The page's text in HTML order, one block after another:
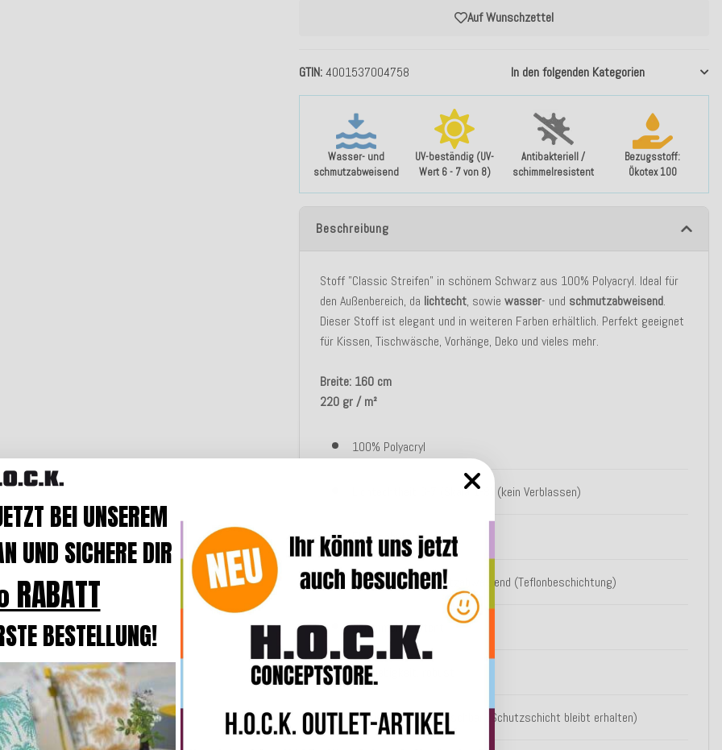
Wasser- und
schmutzabweisend
UV-beständig (UV-
Wert 6 - 7 von 8)
Antibakteriell /
schimmelresistent
Bezugsstoff:
Ökotex 100
GTIN 4001537004758 In den folgenden Kategorien
Auf Wunschzettel
Beschreibung
Stoff "Classic Streifen" in schönem Schwarz aus 100% Polyacryl. Ideal für
den Außenbereich, da lichtecht, sowiewasser- und schmutzabweisend.
Dieser Stoff ist elegant und in weiteren Farben erhältlich. Perfekt geeignet
für Kissen, Tischwäsche, Vorhänge, Deko und vieles mehr.
Breite: 160 cm
220 gr / m²
100% Polyacryl
Lichtechtheit 6-7 (Skala 1-8) (kein Verblassen)
Fleckschutz
wasser- und schmutzabweisend (Teflonbeschichtung)
schimmelresistent
Langlebigkeit, robust
pflegeleicht, 30° waschbar (Schutzschicht bleibt erhalten)
BEI UNSEREM
UND SICHERE DIR
BESTELLUNG!